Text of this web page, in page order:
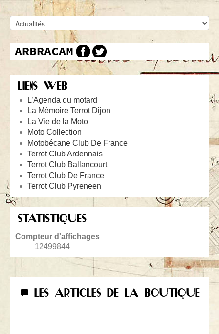
LIENS WEB
L’Agenda du motard
La Mémoire Terrot Dijon
La Vie de la Moto
Moto Collection
Motobécane Club De France
Terrot Club Ardennais
Terrot Club Ballancourt
Terrot Club De France
Terrot Club Pyreneen
STATISTIQUES
Compteur d'affichages
12499844
LES ARTICLES DE LA BOUTIQUE